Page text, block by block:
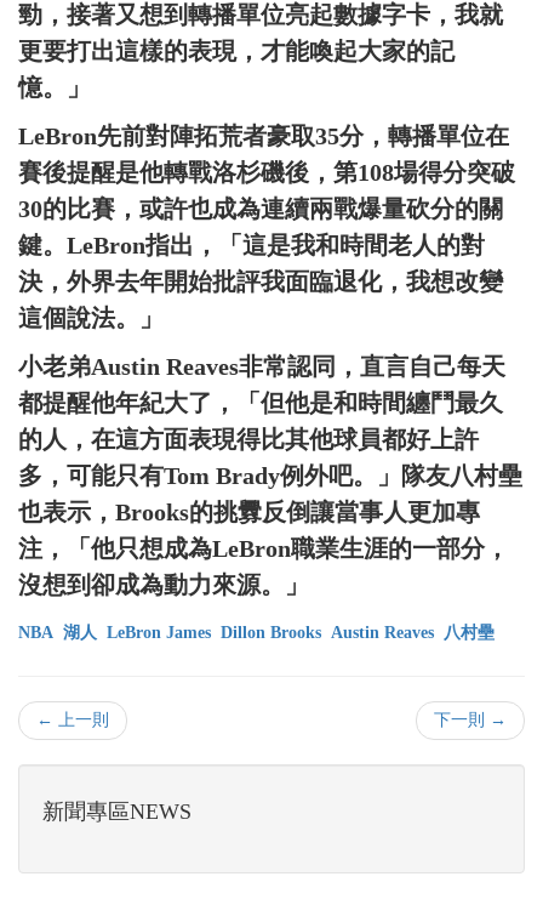
勁，接著又想到轉播單位亮起數據字卡，我就
更要打出這樣的表現，才能喚起大家的記
憶。」
LeBron先前對陣拓荒者豪取35分，轉播單位在
賽後提醒是他轉戰洛杉磯後，第108場得分突破
30的比賽，或許也成為連續兩戰爆量砍分的關
鍵。LeBron指出，「這是我和時間老人的對
決，外界去年開始批評我面臨退化，我想改變
這個說法。」
小老弟Austin Reaves非常認同，直言自己每天
都提醒他年紀大了，「但他是和時間纏鬥最久
的人，在這方面表現得比其他球員都好上許
多，可能只有Tom Brady例外吧。」隊友八村壘
也表示，Brooks的挑釁反倒讓當事人更加專
注，「他只想成為LeBron職業生涯的一部分，
沒想到卻成為動力來源。」
NBA 湖人 LeBron James Dillon Brooks Austin Reaves 八村壘
← 上一則 下一則 →
新聞專區NEWS